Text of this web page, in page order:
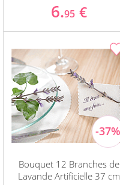
6.95 €
Bouquet 12 Branches de
Lavande Artificielle 37 cm